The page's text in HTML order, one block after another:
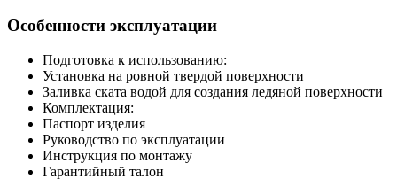
Особенности эксплуатации
Подготовка к использованию:
Установка на ровной твердой поверхности
Заливка ската водой для создания ледяной поверхности
Комплектация:
Паспорт изделия
Руководство по эксплуатации
Инструкция по монтажу
Гарантийный талон